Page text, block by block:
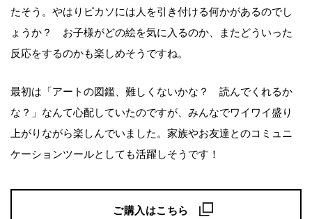
たそう。やはりピカソには人を引き付ける何かがあるのでし
ょうか？ お子様がどの絵を気に入るのか、またどういった
反応をするのかも楽しめそうですね。
最初は「アートの図鑑、難しくないかな？ 読んでくれるか
な？」なんて心配していたのですが、みんなでワイワイ盛り
上がりながら楽しんでいました。家族やお友達とのコミュニ
ケーションツールとしても活躍しそうです！
ご購入はこちら